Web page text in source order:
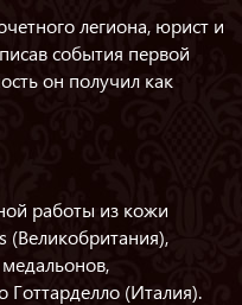
легиона, юрист и
события первой
он получил как
работы из кожи
(Великобритания),
(Италия).